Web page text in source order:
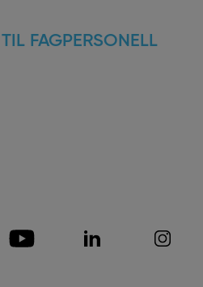
FAGPERSONELL